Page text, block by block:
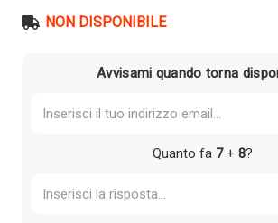
era:
NON DISPONIBILE
Avvisami quando torna
Quanto fa 7+ 8?